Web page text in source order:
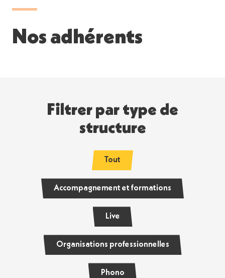
Nos adhérents
Filtrer par type de
structure
Tout
Accompagnement et formations
Live
Organisations professionnelles
Phono